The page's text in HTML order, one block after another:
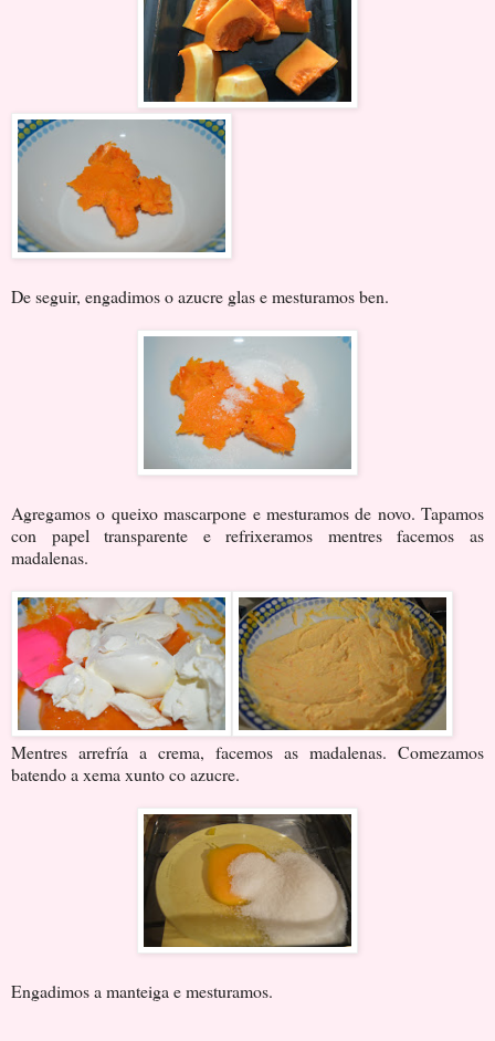
De seguir, engadimos o azucre glas e mesturamos ben.
Agregamos o queixo mascarpone e mesturamos de novo. Tapamos
con papel transparente e refrixeramos mentres facemos as
madalenas.
Mentres arrefría a crema, facemos as madalenas. Comezamos
batendo a xema xunto co azucre.
Engadimos a manteiga e mesturamos.